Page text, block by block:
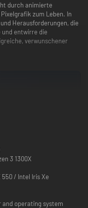
durch animierte
zum Leben. In
Herausforderungen, die
und entwirre die
verwunschener
3 1300X
550 / Intel Iris Xe
and operating system